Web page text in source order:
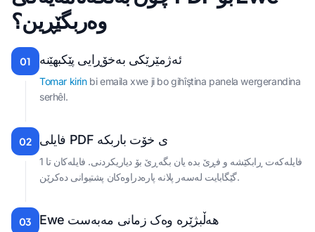
وەربگێڕین؟
01 ئەژمێرێکی بەخۆڕایی پێکبهێنە
Tomar kirinbi emaila xwe ji bo gihîştina panela wergerandina
serhêl.
02 فایلی PDF ی خۆت باربکە
فایلەکەت ڕابکێشە و فڕێ بدە یان بگەڕێ بۆ دیاریکردنی. فایلەکان تا 1
گێگابایت لەسەر پلانە پارەدراوەکان پشتیوانی دەکرێن.
03 Ewe هەڵبژێرە وەک زمانی مەبەست